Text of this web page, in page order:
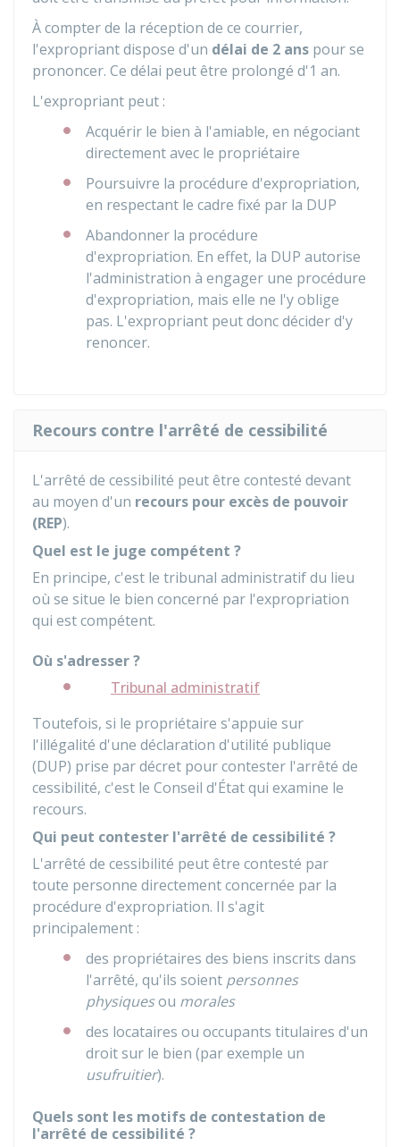
À compter de la réception de ce courrier,
l'expropriant dispose d'un délai de 2 ans pour se
prononcer. Ce délai peut être prolongé d'1 an.
L'expropriant peut :
Acquérir le bien à l'amiable, en négociant
directement avec le propriétaire
Poursuivre la procédure d'expropriation,
en respectant le cadre fixé par la DUP
Abandonner la procédure
d'expropriation. En effet, la DUP autorise
l'administration à engager une procédure
d'expropriation, mais elle ne l'y oblige
pas. L'expropriant peut donc décider d'y
renoncer.
Recours contre l'arrêté de cessibilité
L'arrêté de cessibilité peut être contesté devant
au moyen d'un recours pour excès de pouvoir
(REP).
Quel est le juge compétent ?
En principe, c'est le tribunal administratif du lieu
où se situe le bien concerné par l'expropriation
qui est compétent.
Où s'adresser ?
Tribunal administratif
Toutefois, si le propriétaire s'appuie sur
l'illégalité d'une déclaration d'utilité publique
(DUP) prise par décret pour contester l'arrêté de
cessibilité, c'est le Conseil d'État qui examine le
recours.
Qui peut contester l'arrêté de cessibilité ?
L'arrêté de cessibilité peut être contesté par
toute personne directement concernée par la
procédure d'expropriation. Il s'agit
principalement :
des propriétaires des biens inscrits dans
l'arrêté, qu'ils soient personnes
physiquesou morales
des locataires ou occupants titulaires d'un
droit sur le bien (par exemple un
usufruitier).
Quels sont les motifs de contestation de
l'arrêté de cessibilité ?